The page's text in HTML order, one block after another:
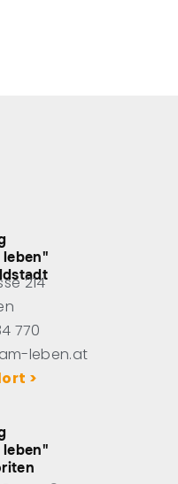
leben"
214
770
leben.at
>
leben"